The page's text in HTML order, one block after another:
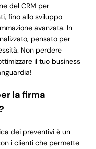
del CRM per
fino allo sviluppo
avanzata. In
pensato per
Non perdere
il tuo business
la firma
dei preventivi è un
i clienti che permette